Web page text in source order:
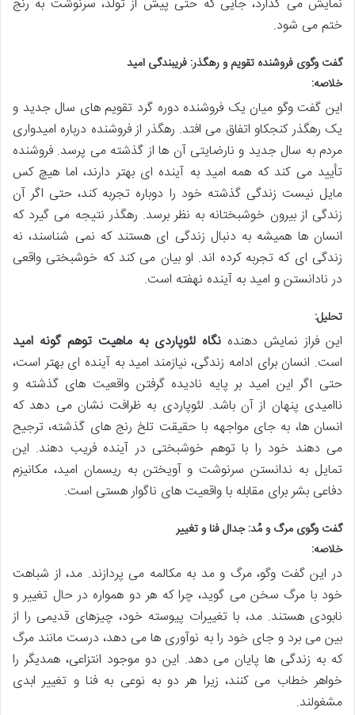
نمایش می گذارد، جایی که حتی پیش از تولد، سرنوشت به رنج
ختم می شود.
گفت وگوی فروشنده تقویم و رهگذر: فریبندگی امید
خلاصه:
این گفت وگو میان یک فروشنده دوره گرد تقویم های سال جدید و
یک رهگذر کنجکاو اتفاق می افتد. رهگذر از فروشنده درباره امیدواری
مردم به سال جدید و نارضایتی آن ها از گذشته می پرسد. فروشنده
تأیید می کند که همه امید به آینده ای بهتر دارند، اما هیچ کس
مایل نیست زندگی گذشته خود را دوباره تجربه کند، حتی اگر آن
زندگی از بیرون خوشبختانه به نظر برسد. رهگذر نتیجه می گیرد که
انسان ها همیشه به دنبال زندگی ای هستند که نمی شناسند، نه
زندگی ای که تجربه کرده اند. او بیان می کند که خوشبختی واقعی
در نادانستن و امید به آینده نهفته است.
تحلیل:
این فراز نمایش دهنده نگاه لئوپاردی به ماهیت توهم گونه امید
است. انسان برای ادامه زندگی، نیازمند امید به آینده ای بهتر است،
حتی اگر این امید بر پایه نادیده گرفتن واقعیت های گذشته و
ناامیدی پنهان از آن باشد. لئوپاردی به ظرافت نشان می دهد که
انسان ها، به جای مواجهه با حقیقت تلخ رنج های گذشته، ترجیح
می دهند خود را با توهم خوشبختی در آینده فریب دهند. این
تمایل به ندانستن سرنوشت و آویختن به ریسمان امید، مکانیزم
دفاعی بشر برای مقابله با واقعیت های ناگوار هستی است.
گفت وگوی مرگ و مُد: جدال فنا و تغییر
خلاصه:
در این گفت وگو، مرگ و مد به مکالمه می پردازند. مد، از شباهت
خود با مرگ سخن می گوید، چرا که هر دو همواره در حال تغییر و
نابودی هستند. مد، با تغییرات پیوسته خود، چیزهای قدیمی را از
بین می برد و جای خود را به نوآوری ها می دهد، درست مانند مرگ
که به زندگی ها پایان می دهد. این دو موجود انتزاعی، همدیگر را
خواهر خطاب می کنند، زیرا هر دو به نوعی به فنا و تغییر ابدی
مشغولند.